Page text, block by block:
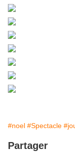
#noel #Spectacle
Partager